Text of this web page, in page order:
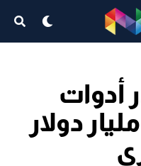
أدوات
دين بقيمة 33.3 مليار دولار